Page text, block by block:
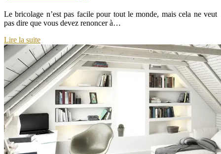
Le bricolage n’est pas facile pour tout le monde, mais cela ne veut
pas dire que vous devez renoncer à…
Lire la suite